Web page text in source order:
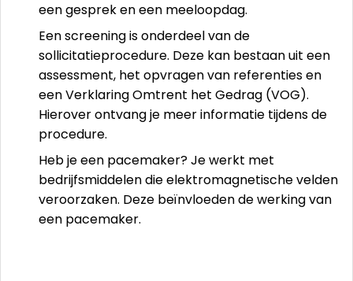
een gesprek en een meeloopdag.
Een screening is onderdeel van de
sollicitatieprocedure. Deze kan bestaan uit een
assessment, het opvragen van referenties en
een Verklaring Omtrent het Gedrag (VOG).
Hierover ontvang je meer informatie tijdens de
procedure.
Heb je een pacemaker? Je werkt met
bedrijfsmiddelen die elektromagnetische velden
veroorzaken. Deze beïnvloeden de werking van
een pacemaker.